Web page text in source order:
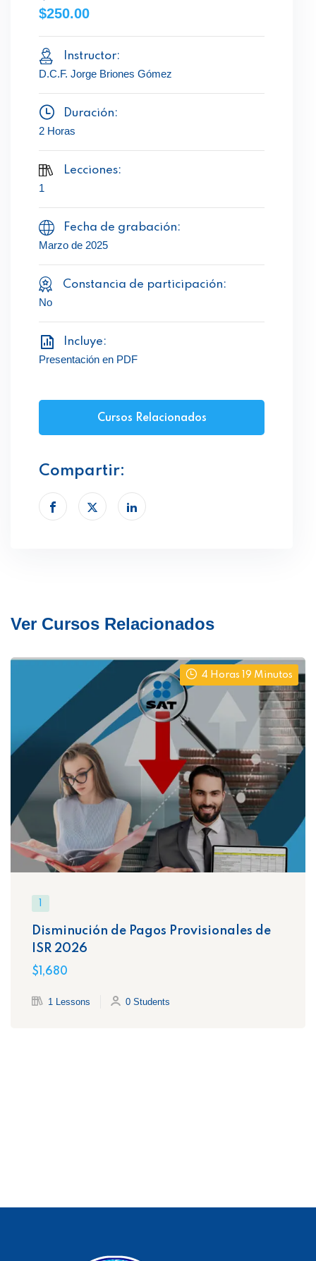
$250.00
Instructor:
D.C.F. Jorge Briones Gómez
Duración:
2 Horas
Lecciones:
1
Fecha de grabación:
Marzo de 2025
Constancia de participación:
No
Incluye:
Presentación en PDF
Cursos Relacionados
Compartir:
Ver Cursos Relacionados
4 Horas 19 Minutos
Disminución de Pagos Provisionales de
ISR 2026
$1,680
1 Lessons 0 Students